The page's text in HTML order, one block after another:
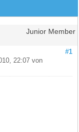
Junior Member
#1
22:07 von